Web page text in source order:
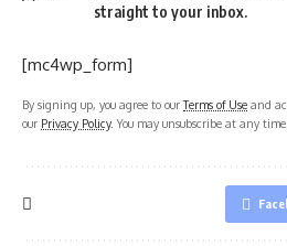
straight to your inbox.
[mc4wp_form]
By signing up, you agree to ourTerms of Use and
our Privacy Policy. You may unsubscribe at any time.